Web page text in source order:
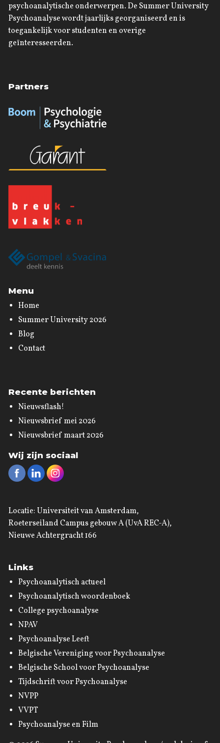
psychoanalytische onderwerpen. De Summer University
Psychoanalyse wordt jaarlijks georganiseerd en is
toegankelijk voor studenten en overige
geïnteresseerden.
Partners
Menu
Home
Summer University 2026
Blog
Contact
Recente berichten
Nieuwsflash!
Nieuwsbrief mei 2026
Nieuwsbrief maart 2026
Wij zijn sociaal
Locatie: Universiteit van Amsterdam,
Roeterseiland Campus gebouw A (UvA REC-A),
Nieuwe Achtergracht 166
Links
Psychoanalytisch actueel
Psychoanalytisch woordenboek
College psychoanalyse
NPAV
Psychoanalyse Leeft
Belgische Vereniging voor Psychoanalyse
Belgische School voor Psychoanalyse
Tijdschrift voor Psychoanalyse
NVPP
VVPT
Psychoanalyse en Film